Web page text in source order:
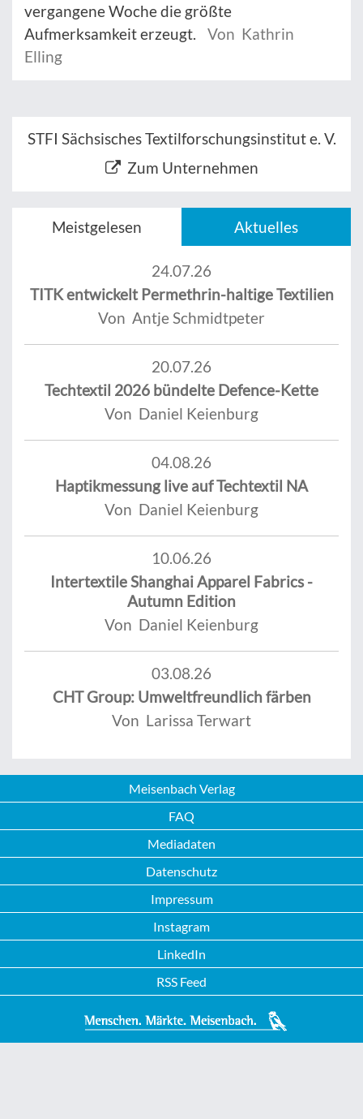
vergangene Woche die größte
Aufmerksamkeit erzeugt.
Von Kathrin
Elling
STFI Sächsisches Textilforschungsinstitut e. V.
Zum Unternehmen
Meistgelesen Aktuelles
24.07.26
TITK entwickelt Permethrin-haltige Textilien
Von Antje Schmidtpeter
20.07.26
Techtextil 2026 bündelte Defence-Kette
Von Daniel Keienburg
04.08.26
Haptikmessung live auf Techtextil NA
Von Daniel Keienburg
10.06.26
Intertextile Shanghai Apparel Fabrics -
Autumn Edition
Von Daniel Keienburg
03.08.26
CHT Group: Umweltfreundlich färben
Von Larissa Terwart
Meisenbach Verlag
FAQ
Mediadaten
Datenschutz
Impressum
Instagram
LinkedIn
RSS Feed